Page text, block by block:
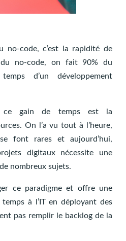
no-code, c’est la rapidité de
no-code, on fait 90% du
d’un développement
ce gain de temps est la
On l’a vu tout à l’heure,
font rares et aujourd’hui,
digitaux nécessite une
nombreux sujets.
ce paradigme et offre une
à l’IT en déployant des
pas remplir le backlog de la